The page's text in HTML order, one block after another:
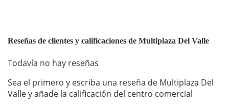
Reseñas de clientes y calificaciones de Multiplaza Del Valle
Todavía no hay reseñas
Sea el primero y escriba una reseña de Multiplaza Del
Valle y añade la calificación del centro comercial